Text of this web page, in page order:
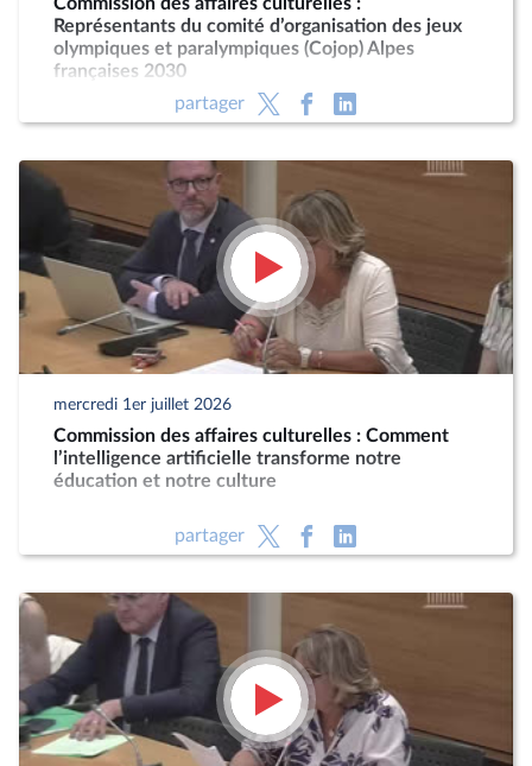
Représentants du comité d’organisation des jeux
olympiques et paralympiques (Cojop) Alpes
françaises 2030
partager
mercredi 1er juillet 2026
Commission des affaires culturelles : Comment
l’intelligence artificielle transforme notre
éducation et notre culture
partager